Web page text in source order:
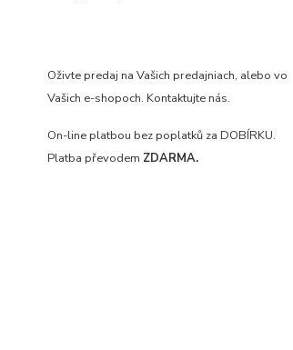
Oživte predaj na Vašich predajniach, alebo vo
Vašich e-shopoch. Kontaktujte nás.
On-line platbou bez poplatků za DOBÍRKU.
Platba převodem ZDARMA.